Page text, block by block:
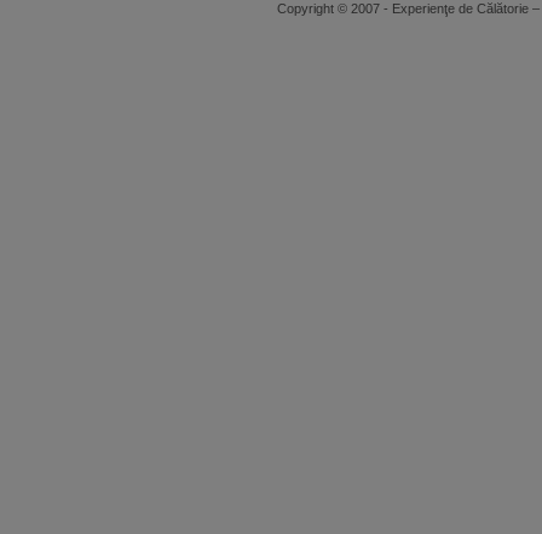
Copyright © 2007 - Experienţe de Călătorie